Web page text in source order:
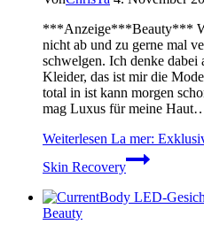
***Anzeige***Beauty***
nicht ab und zu gerne mal
schwelgen. Ich denke dabei
Kleider, das ist mir die
total in ist kann morgen
mag Luxus für meine
Weiterlesen La mer:
Skin Recovery
Beauty